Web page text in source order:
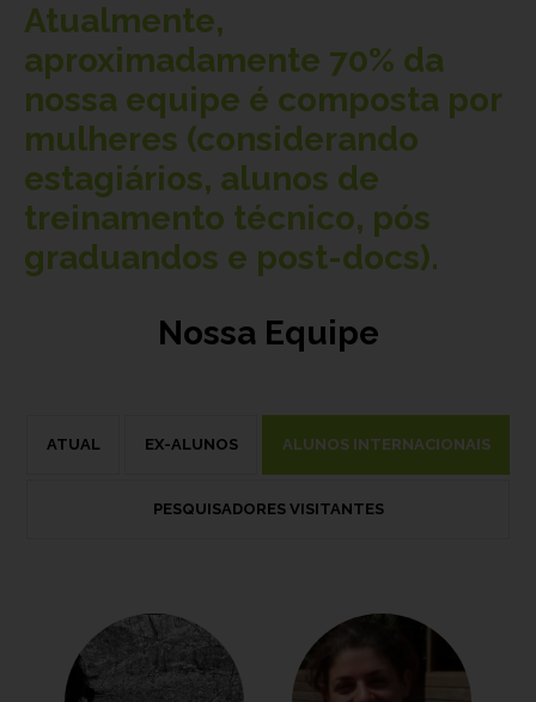
Atualmente,
aproximadamente 70% da
nossa equipe é composta por
mulheres (considerando
estagiários, alunos de
treinamento técnico, pós
graduandos e post-docs).
Nossa Equipe
ATUAL EX-ALUNOS ALUNOS INTERNACIONAIS
PESQUISADORES VISITANTES